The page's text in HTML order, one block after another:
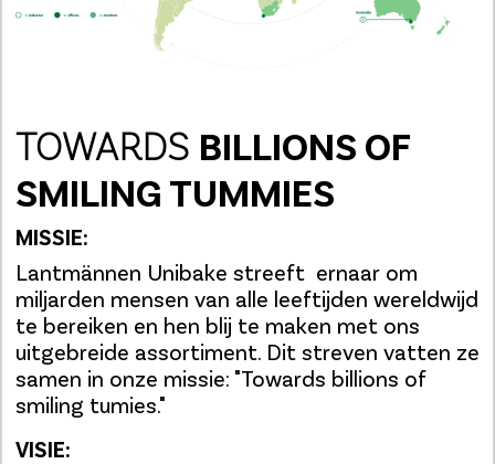
TOWARDS BILLIONS OF
SMILING TUMMIES
MISSIE:
Lantmännen Unibake streeft ernaar om
miljarden mensen van alle leeftijden wereldwijd
te bereiken en hen blij te maken met ons
uitgebreide assortiment. Dit streven vatten ze
samen in onze missie: "Towards billions of
smiling tumies."
VISIE: